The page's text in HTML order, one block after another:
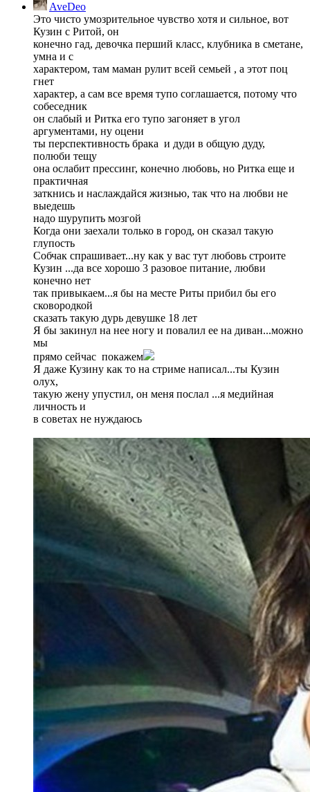
AveDeo
Это чисто умозрительное чувство хотя и сильное, вот
Кузин с Ритой, он
конечно гад, девочка перший класс, клубника в сметане,
умна и с
характером, там маман рулит всей семьей , а этот поц
гнет
характер, а сам все время тупо соглашается, потому что
собеседник
он слабый и Ритка его тупо загоняет в угол
аргументами, ну оцени
ты перспективность брака и дуди в общую дуду,
полюби тещу
она ослабит прессинг, конечно любовь, но Ритка еще и
практичная
заткнись и наслаждайся жизнью, так что на любви не
выедешь
надо шурупить мозгой
Когда они заехали только в город, он сказал такую
глупость
Собчак спрашивает...ну как у вас тут любовь строите
Кузин ...да все хорошо 3 разовое питание, любви
конечно нет
так привыкаем...я бы на месте Риты прибил бы его
сковородкой
сказать такую дурь девушке 18 лет
Я бы закинул на нее ногу и повалил ее на диван...можно
мы
прямо сейчас покажем
Я даже Кузину как то на стриме написал...ты Кузин
олух,
такую жену упустил, он меня послал ...я медийная
личность и
в советах не нуждаюсь